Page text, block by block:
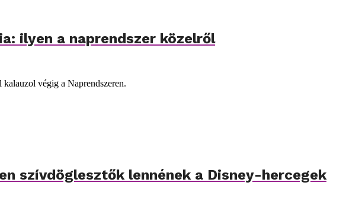
ilyen a naprendszer közelről
kalauzol végig a Naprendszeren.
szívdöglesztők lennének a Disney-hercegek